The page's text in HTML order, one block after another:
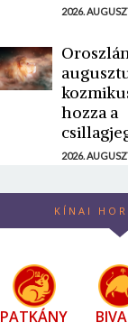
2026.
hozza a
2026.
KÍNAI
PATKÁNY